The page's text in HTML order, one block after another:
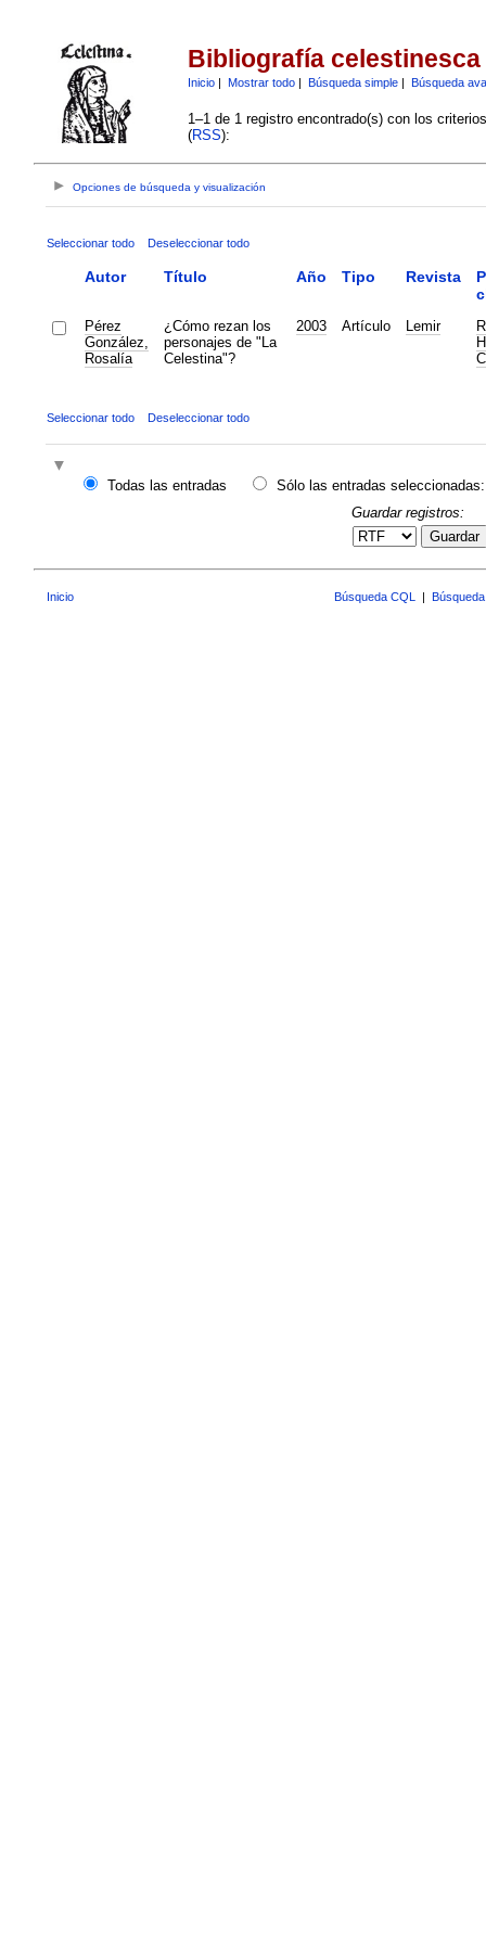
Bibliografía celestinesca
Inicio| Mostrar todo| Búsqueda simple| Búsqueda
1–1 de 1 registro encontrado(s) con los
(RSS):
Opciones de búsqueda y visualización
Seleccionar todo Deseleccionar todo
Autor Título Año Tipo Revista
Pérez
González,
Rosalía
¿Cómo rezan los
personajes de "La
Celestina"?
2003 Artículo Lemir
Seleccionar todo Deseleccionar todo
Todas las entradas
Sólo las entradas seleccionadas:
Guardar registros:
Guardar
Inicio Búsqueda CQL